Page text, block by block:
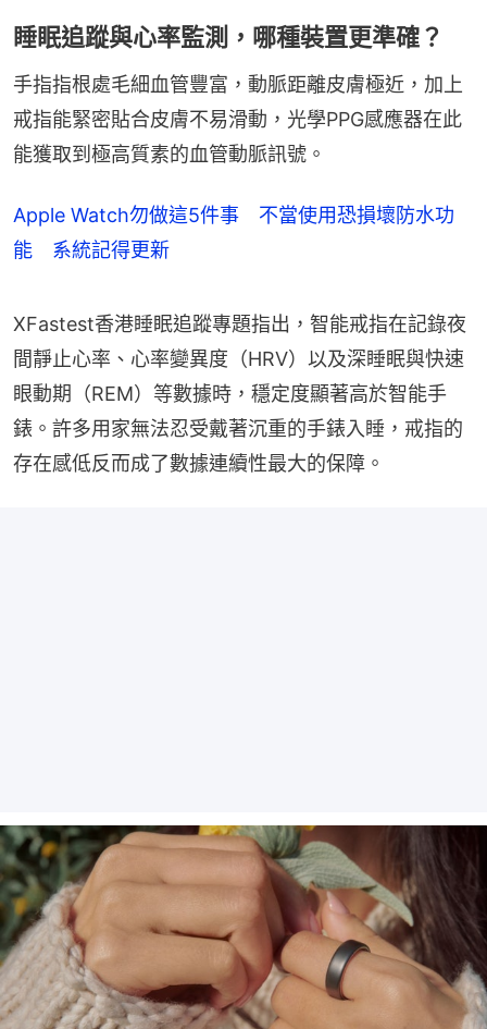
睡眠追蹤與心率監測，哪種裝置更準確？
手指指根處毛細血管豐富，動脈距離皮膚極近，加上
戒指能緊密貼合皮膚不易滑動，光學PPG感應器在此
能獲取到極高質素的血管動脈訊號。
Apple Watch勿做這5件事 不當使用恐損壞防水功
能 系統記得更新
XFastest香港睡眠追蹤專題指出，智能戒指在記錄夜
間靜止心率、心率變異度（HRV）以及深睡眠與快速
眼動期（REM）等數據時，穩定度顯著高於智能手
錶。許多用家無法忍受戴著沉重的手錶入睡，戒指的
存在感低反而成了數據連續性最大的保障。